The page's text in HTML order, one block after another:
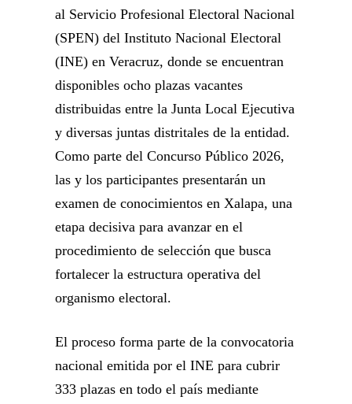
al Servicio Profesional Electoral Nacional
(SPEN) del Instituto Nacional Electoral
(INE) en Veracruz, donde se encuentran
disponibles ocho plazas vacantes
distribuidas entre la Junta Local Ejecutiva
y diversas juntas distritales de la entidad.
Como parte del Concurso Público 2026,
las y los participantes presentarán un
examen de conocimientos en Xalapa, una
etapa decisiva para avanzar en el
procedimiento de selección que busca
fortalecer la estructura operativa del
organismo electoral.
El proceso forma parte de la convocatoria
nacional emitida por el INE para cubrir
333 plazas en todo el país mediante